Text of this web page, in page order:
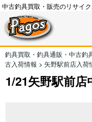
中古釣具買取・販売のリサイ
釣具買取・釣具通販・中古釣
古入荷情報 > 矢野駅前店入荷
1/21矢野駅前